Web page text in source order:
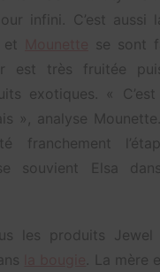
infini. C’est aussi
et
se sont
est très fruitée
exotiques. «
», analyse
franchement
souvient Elsa
les produits Jewel
. La mère